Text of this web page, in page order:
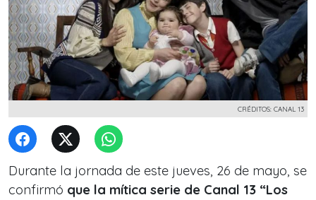
CRÉDITOS: CANAL 13
Durante la jornada de este jueves, 26 de mayo, se
confirmó que la mítica serie de Canal 13 “Los